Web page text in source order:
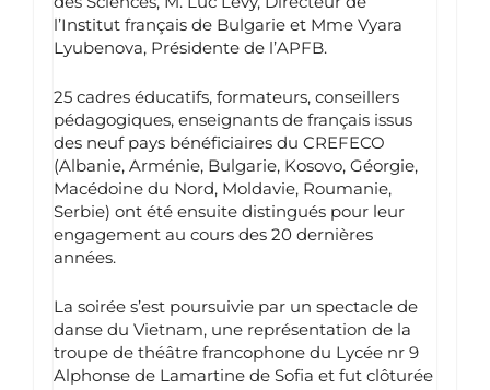
l’Institut français de Bulgarie et Mme Vyara
Lyubenova, Présidente de l’APFB.
25 cadres éducatifs, formateurs, conseillers
pédagogiques, enseignants de français issus
des neuf pays bénéficiaires du CREFECO
(Albanie, Arménie, Bulgarie, Kosovo, Géorgie,
Macédoine du Nord, Moldavie, Roumanie,
Serbie) ont été ensuite distingués pour leur
engagement au cours des 20 dernières
années.
La soirée s’est poursuivie par un spectacle de
danse du Vietnam, une représentation de la
troupe de théâtre francophone du Lycée nr 9
Alphonse de Lamartine de Sofia et fut clôturée